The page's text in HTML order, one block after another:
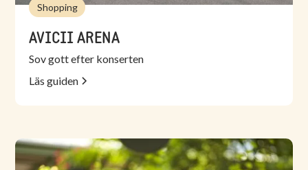
Shopping
AVICII ARENA
Sov gott efter konserten
Läs guiden